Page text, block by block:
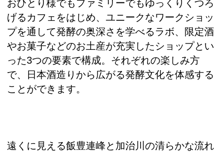
おひとり様でもファミリーでもゆっくりくつろ
げるカフェをはじめ、ユニークなワークショッ
プを通して発酵の奥深さを学べるラボ、限定酒
やお菓子などのお土産が充実したショップとい
った3つの要素で構成。それぞれの楽しみ方
で、日本酒造りから広がる発酵文化を体感する
ことができます。
遠くに見える飯豊連峰と加治川の清らかな流れ